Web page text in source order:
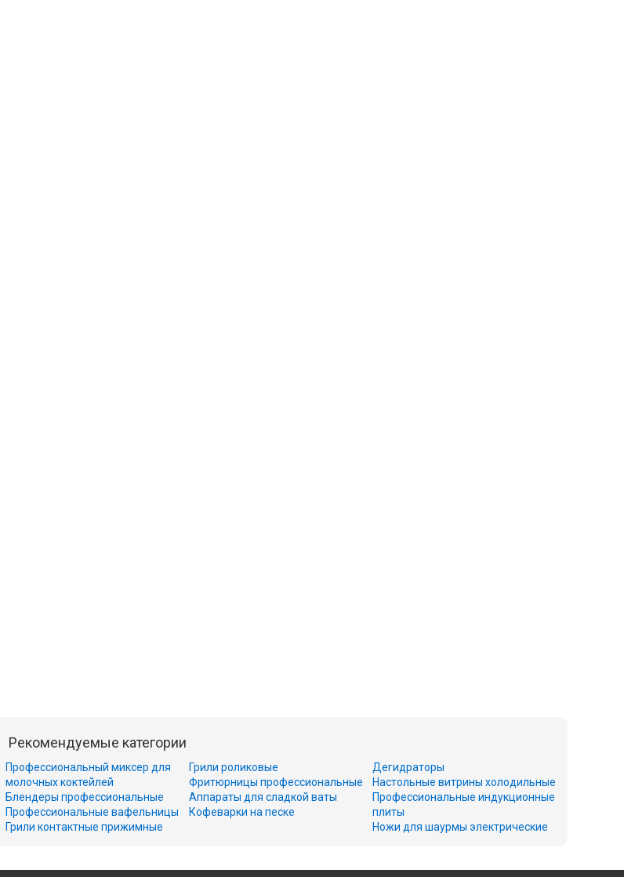
Рекомендуемые категории
Профессиональный миксер для
молочных коктейлей
Блендеры профессиональные
Профессиональные вафельницы
Грили контактные прижимные
Грили роликовые
Фритюрницы профессиональные
Аппараты для сладкой ваты
Кофеварки на песке
Дегидраторы
Настольные витрины холодильные
Профессиональные индукционные
плиты
Ножи для шаурмы электрические